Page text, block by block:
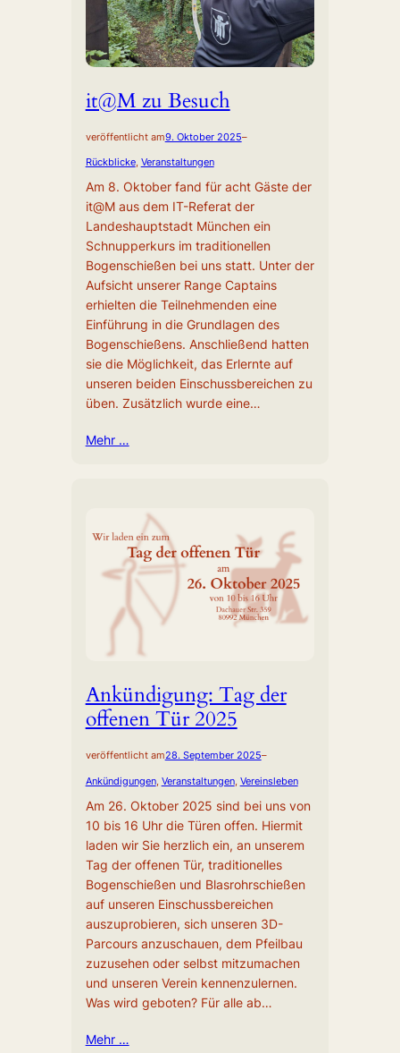
it@M zu Besuch
veröffentlicht am9. Oktober 2025–
Rückblicke, Veranstaltungen
Am 8. Oktober fand für acht Gäste der
it@M aus dem IT-Referat der
Landeshauptstadt München ein
Schnupperkurs im traditionellen
Bogenschießen bei uns statt. Unter der
Aufsicht unserer Range Captains
erhielten die Teilnehmenden eine
Einführung in die Grundlagen des
Bogenschießens. Anschließend hatten
sie die Möglichkeit, das Erlernte auf
unseren beiden Einschussbereichen zu
üben. Zusätzlich wurde eine…
Mehr …
Ankündigung: Tag der
offenen Tür 2025
veröffentlicht am28. September 2025–
Ankündigungen, Veranstaltungen, Vereinsleben
Am 26. Oktober 2025 sind bei uns von
10 bis 16 Uhr die Türen offen. Hiermit
laden wir Sie herzlich ein, an unserem
Tag der offenen Tür, traditionelles
Bogenschießen und Blasrohrschießen
auf unseren Einschussbereichen
auszuprobieren, sich unseren 3D-
Parcours anzuschauen, dem Pfeilbau
zuzusehen oder selbst mitzumachen
und unseren Verein kennenzulernen.
Was wird geboten? Für alle ab…
Mehr …